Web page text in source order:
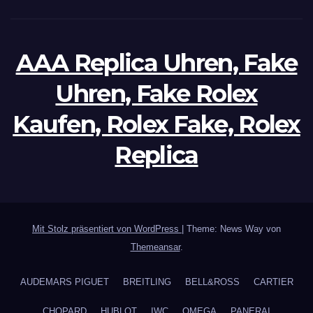
AAA Replica Uhren, Fake
Uhren, Fake Rolex
Kaufen, Rolex Fake, Rolex
Replica
Mit Stolz präsentiert von WordPress
Theme: News Way von
Themeansar.
AUDEMARS PIGUET BREITLING BELL&ROSS CARTIER